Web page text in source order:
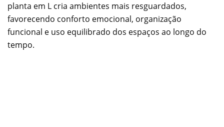
planta em L cria ambientes mais resguardados,
favorecendo conforto emocional, organização
funcional e uso equilibrado dos espaços ao longo do
tempo.